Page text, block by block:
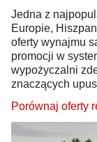
Jedna z
Europie,
oferty wynajmu
promocji w
wypożyczalni
znaczących
Porównaj oferty